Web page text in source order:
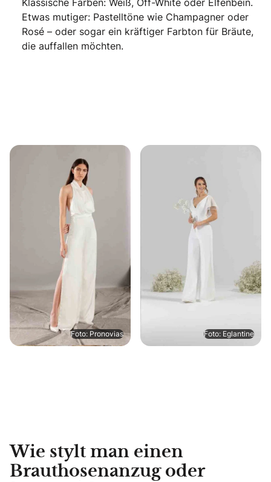
Etwas mutiger: Pastelltöne wie Champagner oder
Rosé – oder sogar ein kräftiger Farbton für Bräute,
die auffallen möchten.
Foto: Pronovias Foto: Eglantine
Wie stylt man einen
Brauthosenanzug oder